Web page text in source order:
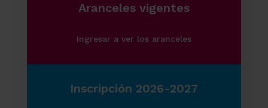
Aranceles vigentes
Ingresar a ver los aranceles
Inscripción 2026-2027